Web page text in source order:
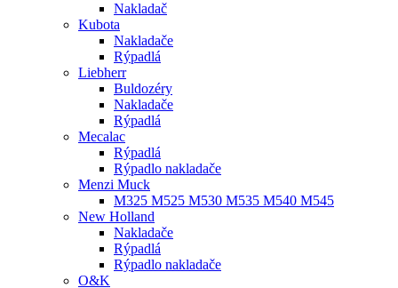
Nakladač
Kubota
Nakladače
Rýpadlá
Liebherr
Buldozéry
Nakladače
Rýpadlá
Mecalac
Rýpadlá
Rýpadlo nakladače
Menzi Muck
M325 M525 M530 M535 M540 M545
New Holland
Nakladače
Rýpadlá
Rýpadlo nakladače
O&K